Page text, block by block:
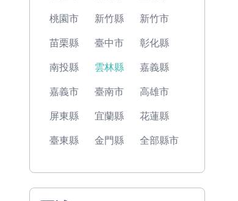
桃園市 新竹縣 新竹市
苗栗縣 臺中市 彰化縣
南投縣 雲林縣 嘉義縣
嘉義市 臺南市 高雄市
屏東縣 宜蘭縣 花蓮縣
臺東縣 金門縣 全部縣市